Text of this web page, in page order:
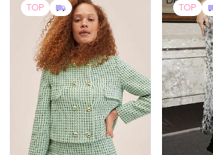
TOP TOP